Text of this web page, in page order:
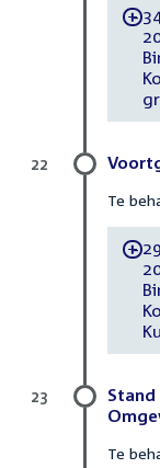
-
Te
-
22
Stand
Te
23